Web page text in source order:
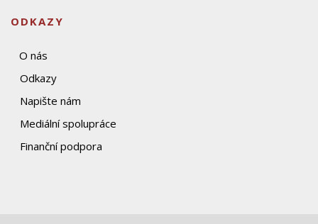
ODKAZY
O nás
Odkazy
Napište nám
Mediální spolupráce
Finanční podpora